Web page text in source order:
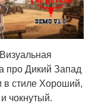
про Дикий Запад
в стиле Хороший,
чокнутый.